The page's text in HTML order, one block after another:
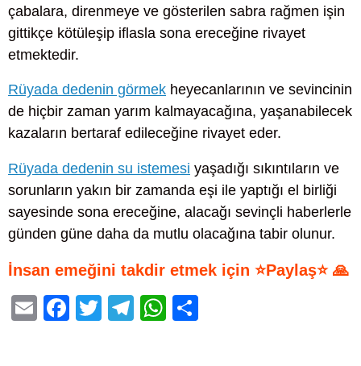
çabalara, direnmeye ve gösterilen sabra rağmen işin
gittikçe kötüleşip iflasla sona ereceğine rivayet
etmektedir.
Rüyada dedenin görmek heyecanlarının ve sevincinin
de hiçbir zaman yarım kalmayacağına, yaşanabilecek
kazaların bertaraf edileceğine rivayet eder.
Rüyada dedenin su istemesi yaşadığı sıkıntıların ve
sorunların yakın bir zamanda eşi ile yaptığı el birliği
sayesinde sona ereceğine, alacağı sevinçli haberlerle
günden güne daha da mutlu olacağına tabir olunur.
İnsan emeğini takdir etmek için ⭐Paylaş⭐ 🙏
E
F
T
T
W